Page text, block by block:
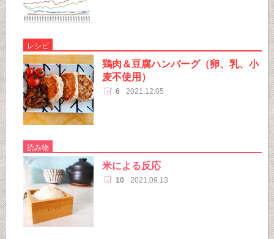
レシピ
鶏肉＆豆腐ハンバーグ（卵、乳、小
麦不使用）
6 2021.12.05
読み物
米による反応
10 2021.09.13